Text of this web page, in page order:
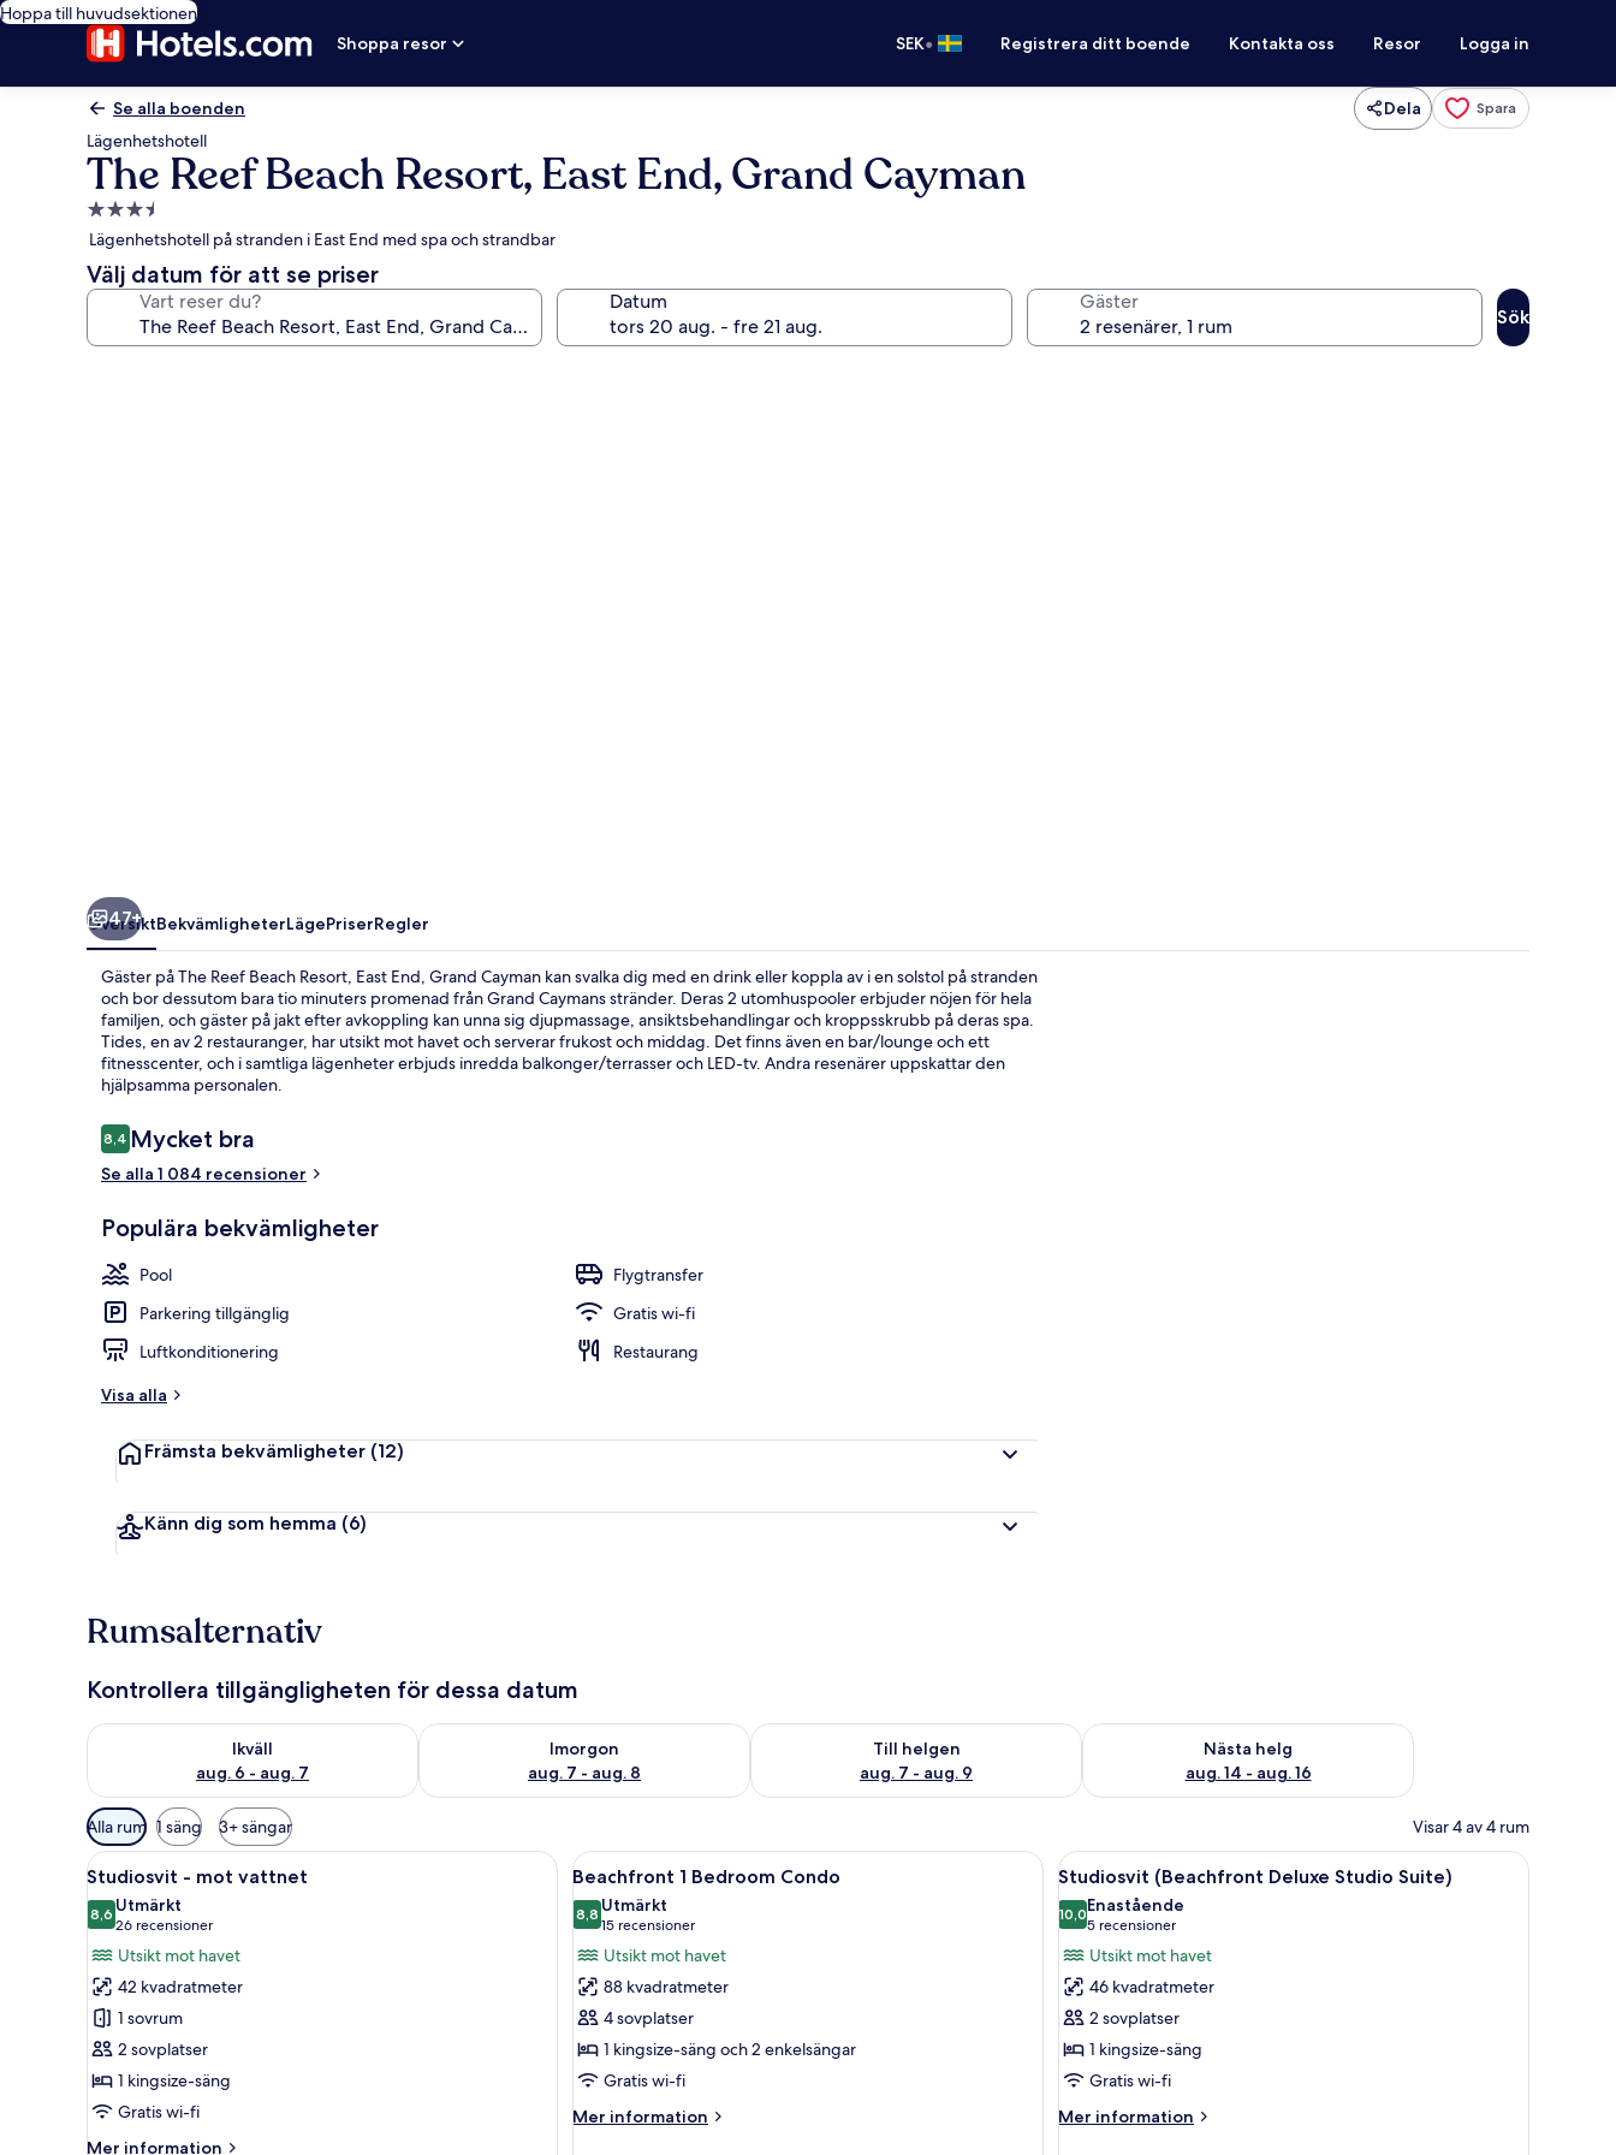
Hoppa till huvudsektionen
Shoppa resor
SEK• Registrera ditt boende Kontakta oss Resor Logga in
Se alla boenden Dela Spara
Lägenhetshotell
The Reef Beach Resort, East End, Grand Cayman
3.5-
stjärnigt
boende
Lägenhetshotell på stranden i East End med spa och strandbar
Välj datum för att se priser
Vart reser du? Datum Gäster
Sök
På stranden, vit sandstrand, solstolar och strandhanddukar
47+
ÖversiktBekvämligheterLägePriserRegler
Gäster på The Reef Beach Resort, East End, Grand Cayman kan svalka dig med en drink eller koppla av i en solstol på stranden
och bor dessutom bara tio minuters promenad från Grand Caymans stränder. Deras 2 utomhuspooler erbjuder nöjen för hela
familjen, och gäster på jakt efter avkoppling kan unna sig djupmassage, ansiktsbehandlingar och kroppsskrubb på deras spa.
Tides, en av 2 restauranger, har utsikt mot havet och serverar frukost och middag. Det finns även en bar/lounge och ett
fitnesscenter, och i samtliga lägenheter erbjuds inredda balkonger/terrasser och LED-tv. Andra resenärer uppskattar den
hjälpsamma personalen.
Recensioner
8,48,4 av 10,
Mycket bra
Se alla 1 084 recensioner
Populära bekvämligheter
Pool
Flygtransfer
Parkering tillgänglig
Gratis wi-fi
Luftkonditionering
Restaurang
Visa alla
Främsta bekvämligheter (12)
Känn dig som hemma (6)
Rumsalternativ
Kontrollera tillgängligheten för dessa datum
Ikväll
aug. 6 - aug. 7
Kontrollera tillgängligheten för ikväll aug. 6 - aug. 7
Imorgon
aug. 7 - aug. 8
Kontrollera tillgängligheten för imorgon aug. 7 - aug. 8
Till helgen
aug. 7 - aug. 9
Kontrollera tillgängligheten för den här helgen aug. 7 - aug. 9
Nästa helg
aug. 14 - aug. 16
Kontrollera tillgängligheten för nästa helg aug. 14 - aug. 16
Tillgängliga
filter
för
rum
Alla rum 1 säng 3+ sängar Visar 4 av 4 rum
Öppna
alla
foton
för
Studiosvit
-
mot
vattnet
Ett sovrum med en säng, en takfläkt, utsikt över havet, en stol och ett nattduksbord med en lampa.
7
Studiosvit - mot vattnet
8,68,6 av 10
Utmärkt
26 recensioner
(26 recensioner)
Utsikt mot havet
42 kvadratmeter
1 sovrum
2 sovplatser
1 kingsize-säng
Gratis wi-fi
Mer information
Mer
Öppna
alla
foton
för
Beachfront
1
Bedroom
Condo
Ett vardagsrum med en tv, randiga fåtöljer, en soffa, en takfläkt och utsikt över havet.
8
Beachfront 1 Bedroom Condo
8,88,8 av 10
Utmärkt
15 recensioner
(15 recensioner)
Utsikt mot havet
88 kvadratmeter
4 sovplatser
1 kingsize-säng och 2 enkelsängar
Gratis wi-fi
Mer information
Mer
Öppna
alla
foton
för
Studiosvit
(Beachfront
Deluxe
Studio
Suite)
Ett modernt badrum med badkar, en stor
6
Studiosvit (Beachfront Deluxe Studio Suite)
10,010,0 av 10
Enastående
5 recensioner
(5 recensioner)
Utsikt mot havet
46 kvadratmeter
2 sovplatser
1 kingsize-säng
Gratis wi-fi
Mer information
Mer